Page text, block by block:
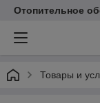
Отопительное
Товары и